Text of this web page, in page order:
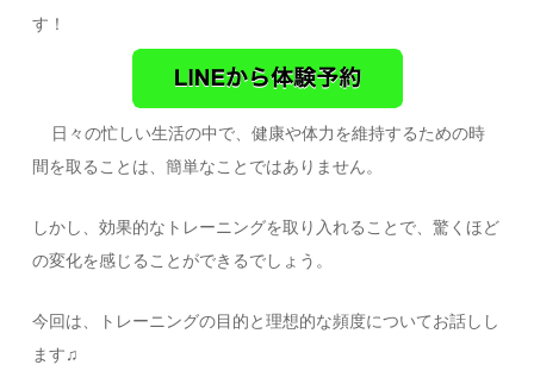
す！
日々の忙しい生活の中で、健康や体力を維持するための時
間を取ることは、簡単なことではありません。
しかし、効果的なトレーニングを取り入れることで、驚くほど
の変化を感じることができるでしょう。
今回は、トレーニングの目的と理想的な頻度についてお話しし
ます♫